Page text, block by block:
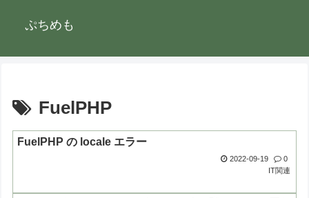
ぷちめも
FuelPHP
FuelPHP の locale エラー
2022-09-19
0
IT関連